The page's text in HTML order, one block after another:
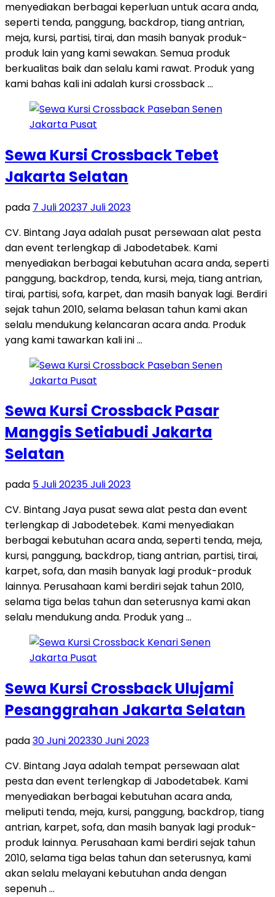
menyediakan berbagai keperluan untuk acara anda,
seperti tenda, panggung, backdrop, tiang antrian,
meja, kursi, partisi, tirai, dan masih banyak produk-
produk lain yang kami sewakan. Semua produk
berkualitas baik dan selalu kami rawat. Produk yang
kami bahas kali ini adalah kursi crossback …
Sewa Kursi Crossback Tebet
Jakarta Selatan
pada 7 Juli 20237 Juli 2023
CV. Bintang Jaya adalah pusat persewaan alat pesta
dan event terlengkap di Jabodetabek. Kami
menyediakan berbagai kebutuhan acara anda, seperti
panggung, backdrop, tenda, kursi, meja, tiang antrian,
tirai, partisi, sofa, karpet, dan masih banyak lagi. Berdiri
sejak tahun 2010, selama belasan tahun kami akan
selalu mendukung kelancaran acara anda. Produk
yang kami tawarkan kali ini …
Sewa Kursi Crossback Pasar
Manggis Setiabudi Jakarta
Selatan
pada 5 Juli 20235 Juli 2023
CV. Bintang Jaya pusat sewa alat pesta dan event
terlengkap di Jabodetebek. Kami menyediakan
berbagai kebutuhan acara anda, seperti tenda, meja,
kursi, panggung, backdrop, tiang antrian, partisi, tirai,
karpet, sofa, dan masih banyak lagi produk-produk
lainnya. Perusahaan kami berdiri sejak tahun 2010,
selama tiga belas tahun dan seterusnya kami akan
selalu mendukung anda. Produk yang …
Sewa Kursi Crossback Ulujami
Pesanggrahan Jakarta Selatan
pada30 Juni 202330 Juni 2023
CV. Bintang Jaya adalah tempat persewaan alat
pesta dan event terlengkap di Jabodetabek. Kami
menyediakan berbagai kebutuhan acara anda,
meliputi tenda, meja, kursi, panggung, backdrop, tiang
antrian, karpet, sofa, dan masih banyak lagi produk-
produk lainnya. Perusahaan kami berdiri sejak tahun
2010, selama tiga belas tahun dan seterusnya, kami
akan selalu melayani kebutuhan anda dengan
sepenuh …